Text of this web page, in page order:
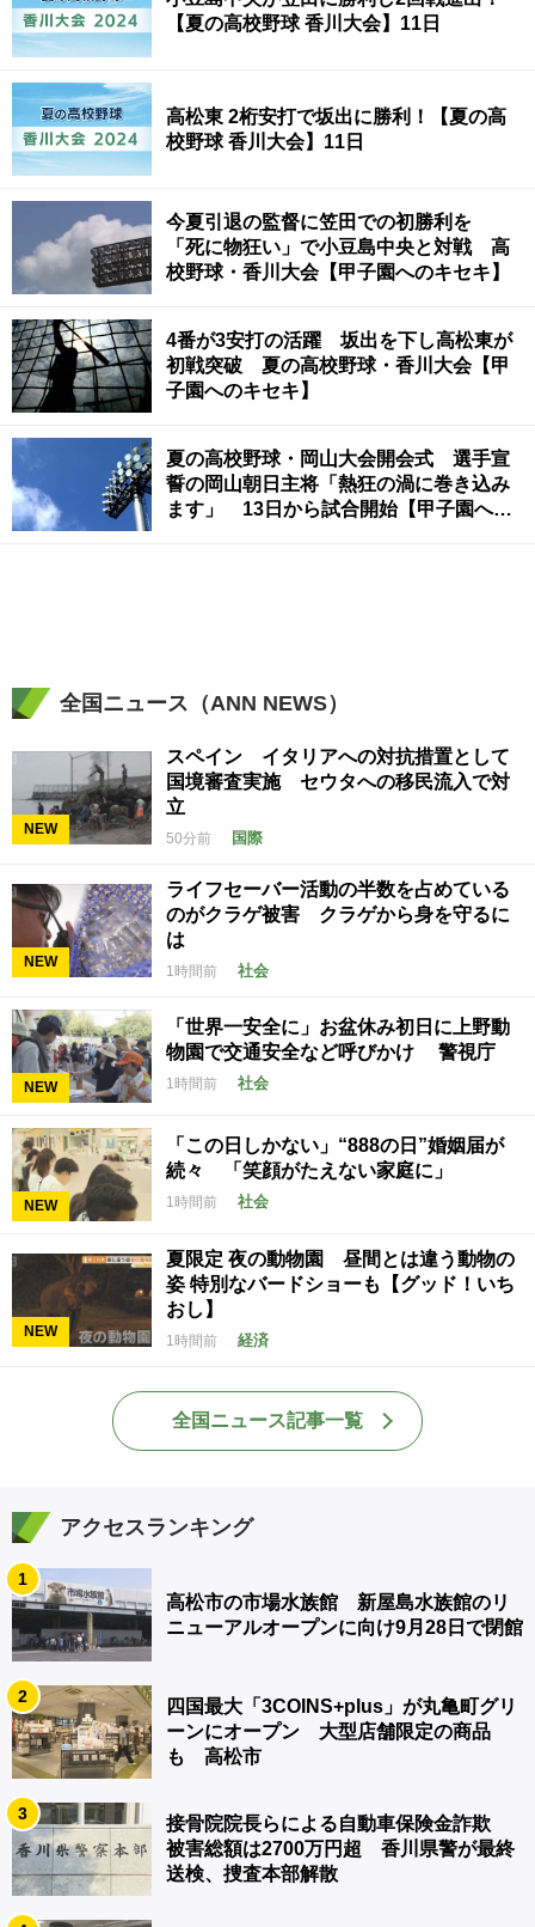
【夏の高校野球 香川大会】11日
高松東 2桁安打で坂出に勝利！【夏の高
校野球 香川大会】11日
今夏引退の監督に笠田での初勝利を
「死に物狂い」で小豆島中央と対戦 高
校野球・香川大会【甲子園へのキセキ】
4番が3安打の活躍 坂出を下し高松東が
初戦突破 夏の高校野球・香川大会【甲
子園へのキセキ】
夏の高校野球・岡山大会開会式 選手宣
誓の岡山朝日主将「熱狂の渦に巻き込み
ます」 13日から試合開始【甲子園への
全国ニュース（ANN NEWS）
NEW
スペイン イタリアへの対抗措置として
国境審査実施 セウタへの移民流入で対
立
50分前 国際
NEW
ライフセーバー活動の半数を占めている
のがクラゲ被害 クラゲから身を守るに
は
1時間前 社会
NEW
「世界一安全に」お盆休み初日に上野動
物園で交通安全など呼びかけ 警視庁
1時間前 社会
NEW
「この日しかない」“888の日”婚姻届が
続々 「笑顔がたえない家庭に」
1時間前 社会
NEW
夏限定 夜の動物園 昼間とは違う動物の
姿 特別なバードショーも【グッド！いち
おし】
1時間前 経済
全国ニュース記事一覧
アクセスランキング
1
高松市の市場水族館 新屋島水族館のリ
ニューアルオープンに向け9月28日で閉館
2
四国最大「3COINS+plus」が丸亀町グリ
ーンにオープン 大型店舗限定の商品
も 高松市
3
接骨院院長らによる自動車保険金詐欺
被害総額は2700万円超 香川県警が最終
送検、捜査本部解散